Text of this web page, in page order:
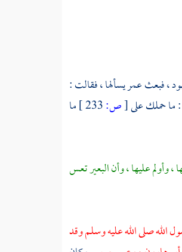
، فبعثعمريسألها ، فقالت :
: ما حملك على[ص:
ما
، وأولم عليها ، وأن البعير تعس
الله صلى الله عليه وسلم وقد